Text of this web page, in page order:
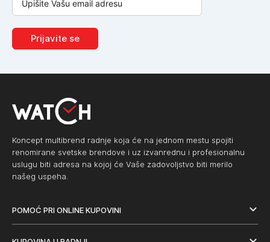
Prijavite se
Koncept multibrend radnje koja će na jednom mestu spojiti
renomirane svetske brendove i uz izvanrednu i profesionalnu
uslugu biti adresa na kojoj će Vaše zadovoljstvo biti merilo
našeg uspeha.
POMOĆ PRI ONLINE KUPOVINI